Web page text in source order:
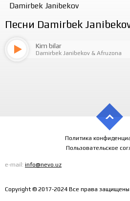
Damirbek Janibekov
Песни Damirbek
Kim bilar
Damirbek Janibekov& Afruzona
Политика
Пользовательское
e-mail: info@nevo.uz
Copyright © 2017-2024 Все права защищены